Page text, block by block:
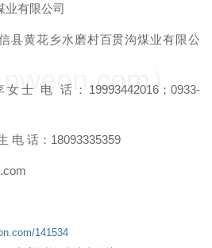
业有限公司
县黄花乡水磨村百贯沟煤业有限公
士 电 话：19993442016；0933-
电 话：18093335359
）
141534